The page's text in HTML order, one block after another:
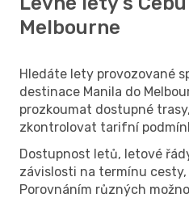
Melbourne
Hledáte lety provozované
destinace Manila do
prozkoumat dostupné
zkontrolovat tarifní
Dostupnost letů, letové
závislosti na termínu cesty,
Porovnáním různých